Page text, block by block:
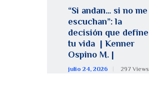
“Si andan… si no me
escuchan”: la
decisión que define
tu vida | Kenner
Ospino M. |
julio 24, 2026 297 Views